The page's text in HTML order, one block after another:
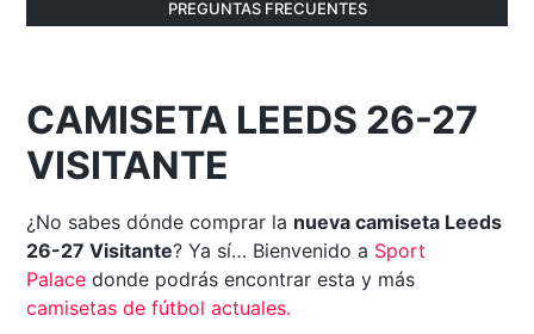
PREGUNTAS FRECUENTES
CAMISETA LEEDS 26-27
VISITANTE
¿No sabes dónde comprar la nueva camiseta Leeds
26-27 Visitante? Ya sí… Bienvenido a Sport
Palace donde podrás encontrar esta y más
camisetas de fútbol actuales.